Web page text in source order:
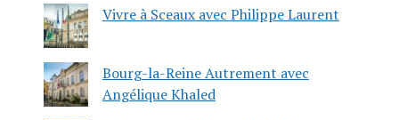
Vivre à Sceaux avec Philippe Laurent
Bourg-la-Reine Autrement avec
Angélique Khaled